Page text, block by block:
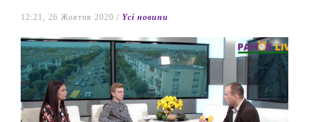
12:21, 26 Жовтня 2020 / Yсі новини